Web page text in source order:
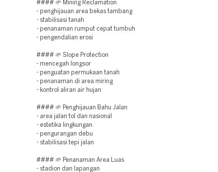
#### 🌱 Mining Reclamation
- penghijauan area bekas tambang
- stabilisasi tanah
- penanaman rumput cepat tumbuh
- pengendalian erosi
#### 🌱 Slope Protection
- mencegah longsor
- penguatan permukaan tanah
- penanaman di area miring
- kontrol aliran air hujan
#### 🌱 Penghijauan Bahu Jalan
- area jalan tol dan nasional
- estetika lingkungan
- pengurangan debu
- stabilisasi tepi jalan
#### 🌱 Penanaman Area Luas
- stadion dan lapangan